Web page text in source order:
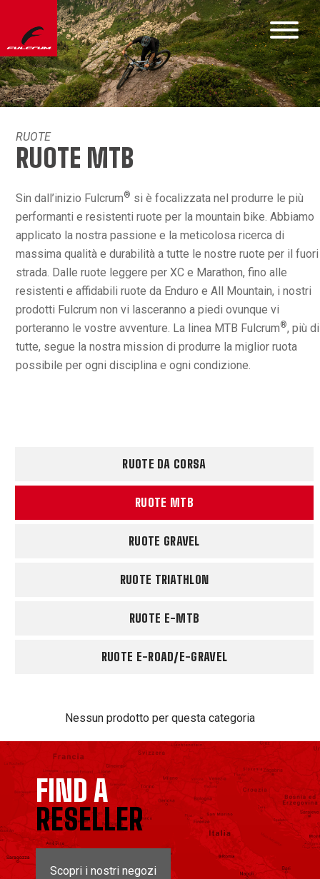
RUOTE
RUOTE MTB
Sin dall’inizio Fulcrum® si è focalizzata nel produrre le più
performanti e resistenti ruote per la mountain bike. Abbiamo
applicato la nostra passione e la meticolosa ricerca di
massima qualità e durabilità a tutte le nostre ruote per il fuori
strada. Dalle ruote leggere per XC e Marathon, fino alle
resistenti e affidabili ruote da Enduro e All Mountain, i nostri
prodotti Fulcrum non vi lasceranno a piedi ovunque vi
porteranno le vostre avventure. La linea MTB Fulcrum®, più di
tutte, segue la nostra mission di produrre la miglior ruota
possibile per ogni disciplina e ogni condizione.
RUOTE DA CORSA
RUOTE MTB
RUOTE GRAVEL
RUOTE TRIATHLON
RUOTE E-MTB
RUOTE E-ROAD/E-GRAVEL
Nessun prodotto per questa categoria
FIND A
RESELLER
Scopri i nostri negozi